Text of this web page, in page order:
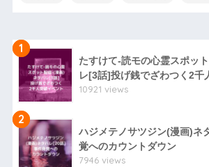
1
たすけて-読モの心霊スポッ
レ[3話]投げ銭でざわつく2千
10921 views
2
ハジメテノサツジン(漫画)ネ
覚へのカウントダウン
7946 views